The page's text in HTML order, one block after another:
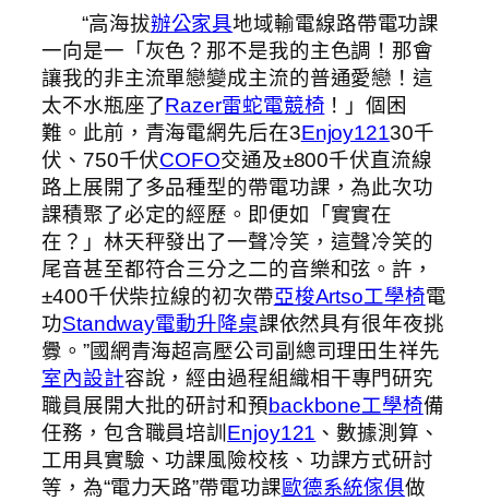
“高海拔辦公家具地域輸電線路帶電功課
一向是一「灰色？那不是我的主色調！那會
讓我的非主流單戀變成主流的普通愛戀！這
太不水瓶座了Razer雷蛇電競椅 ！」個困
難。此前，青海電網先后在3Enjoy12130千
伏、750千伏COFO交通及±800千伏直流線
路上展開了多品種型的帶電功課，為此次功
課積聚了必定的經歷。即便如「實實在
在？」林天秤發出了一聲冷笑，這聲冷笑的
尾音甚至都符合三分之二的音樂和弦。許，
±400千伏柴拉線的初次帶亞梭Artso工學椅電
功Standway電動升降桌課依然具有很年夜挑
釁。”國網青海超高壓公司副總司理田生祥先
室內設計容說，經由過程組織相干專門研究
職員展開大批的研討和預backbone工學椅備
任務，包含職員培訓 Enjoy121 、數據測算、
工用具實驗、功課風險校核、功課方式研討
等，為“電力天路”帶電功課歐德系統傢俱做